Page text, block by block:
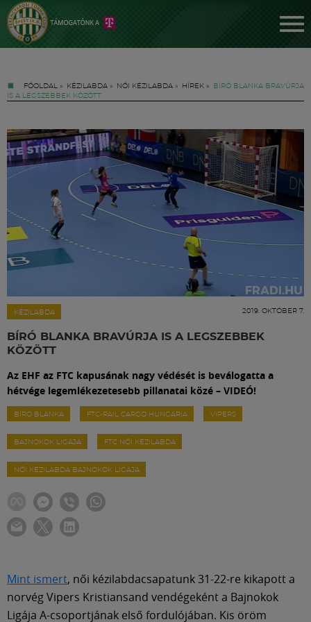
FŐOLDAL » KÉZILABDA » NŐI KÉZILABDA » HÍREK »
BÍRÓ BLANKA BRAVÚRJA
IS A LEGSZEBBEK KÖZÖTT
KÉZILABDA 2019. OKTÓBER 7.
BÍRÓ BLANKA BRAVÚRJA IS A LEGSZEBBEK
KÖZÖTT
Az EHF az FTC kapusának nagy védését is beválogatta a
hétvége legemlékezetesebb pillanatai közé – VIDEÓ!
BÍRÓ BLANKA FTC-RAIL CARGO HUNGARIA VIPERS
BAJNOKOK LIGÁJA FTC NŐI KÉZILABDA
NŐI KÉZILABDA BAJNOKOK LIGÁJA
Mint ismert, női kézilabdacsapatunk 31-22-re kikapott a
norvég Vipers Kristiansand vendégeként a Bajnokok
Ligája A-csoportjának első fordulójában. Kis öröm
FM YouTube +
Hírek
Labdarúgás
Meccscenter
Klub
Szolgáltatások
Shop
Közösség